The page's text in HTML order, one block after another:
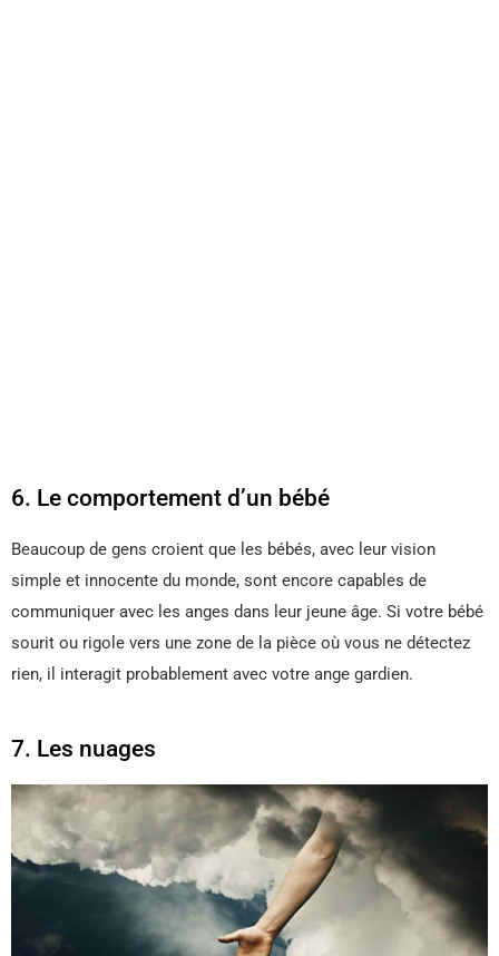
6. Le comportement d’un bébé
Beaucoup de gens croient que les bébés, avec leur vision
simple et innocente du monde, sont encore capables de
communiquer avec les anges dans leur jeune âge. Si votre bébé
sourit ou rigole vers une zone de la pièce où vous ne détectez
rien, il interagit probablement avec votre ange gardien.
7. Les nuages